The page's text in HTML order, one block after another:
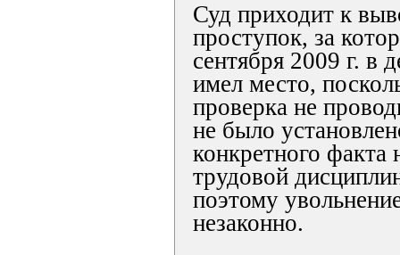
Суд приходит к
проступок, за
сентября 2009 г. в
имел место,
проверка не
не было
конкретного факта
трудовой
поэтому
незаконно.